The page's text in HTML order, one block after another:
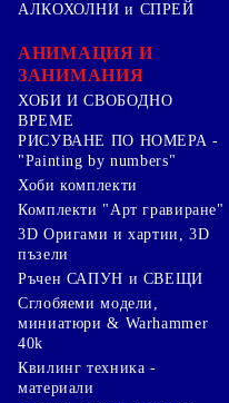
АЛКОХОЛНИ и СПРЕЙ
АНИМАЦИЯ И
ЗАНИМАНИЯ
ХОБИ И СВОБОДНО
ВРЕМЕ
РИСУВАНЕ ПО НОМЕРА -
"Painting by numbers"
Хоби комплекти
Комплекти "Арт гравиране"
3D Оригами и хартии, 3D
пъзели
Ръчен САПУН и СВЕЩИ
Сглобяеми модели,
миниатюри & Warhammer
40k
Квилинг техника -
материали